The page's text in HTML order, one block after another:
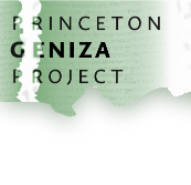
Skip to main content
home